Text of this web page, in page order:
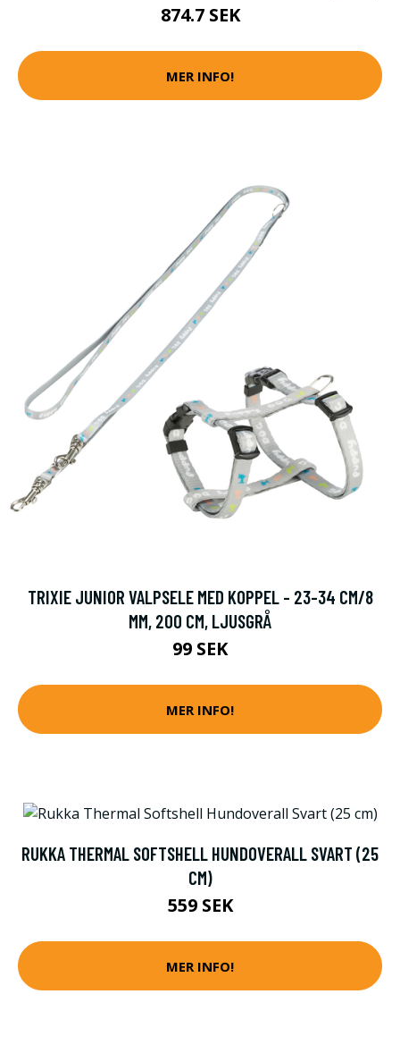
874.7 SEK
MER INFO!
TRIXIE JUNIOR VALPSELE MED KOPPEL - 23-34 CM/8
MM, 200 CM, LJUSGRÅ
99 SEK
MER INFO!
RUKKA THERMAL SOFTSHELL HUNDOVERALL SVART (25
CM)
559 SEK
MER INFO!